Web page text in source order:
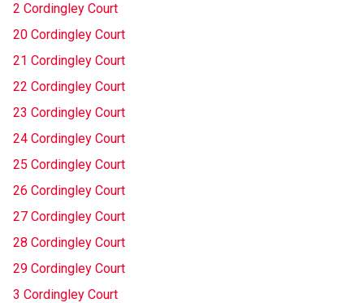
2 Cordingley Court
20 Cordingley Court
21 Cordingley Court
22 Cordingley Court
23 Cordingley Court
24 Cordingley Court
25 Cordingley Court
26 Cordingley Court
27 Cordingley Court
28 Cordingley Court
29 Cordingley Court
3 Cordingley Court